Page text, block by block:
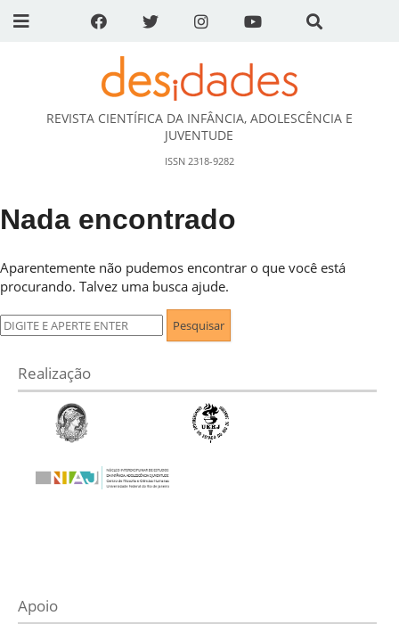
DESidades
REVISTA CIENTÍFICA DA INFÂNCIA, ADOLESCÊNCIA E
JUVENTUDE
ISSN 2318-9282
Nada encontrado
Aparentemente não pudemos encontrar o que você está
procurando. Talvez uma busca ajude.
Pesquisar
por:
Realização
Apoio